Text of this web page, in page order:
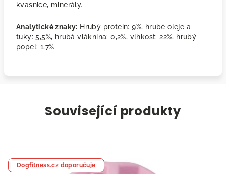
kvasnice, minerály.
Analytické znaky: Hrubý protein: 9%, hrubé oleje a
tuky: 5,5%, hrubá vláknina: 0,2%, vlhkost: 22%, hrubý
popel: 1,7%
Související produkty
Dogfitness.cz doporučuje